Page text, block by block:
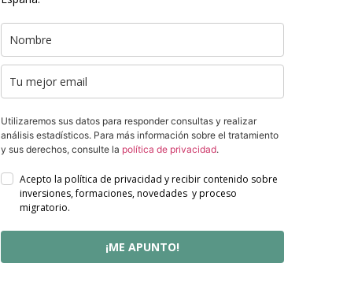
Utilizaremos sus datos para responder consultas y realizar
análisis estadísticos. Para más información sobre el tratamiento
y sus derechos, consulte la política de privacidad.
Acepto la política de privacidad y recibir contenido sobre
inversiones, formaciones, novedades y proceso
migratorio.
¡ME APUNTO!